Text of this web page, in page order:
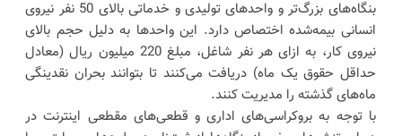
بنگاه‌های بزرگ‌تر و واحدهای تولیدی و خدماتی بالای 50 نفر نیروی
انسانی بیمه‌شده اختصاص دارد. این واحدها به دلیل حجم بالای
نیروی کار، به ازای هر نفر شاغل، مبلغ 220 میلیون ریال (معادل
حداقل حقوق یک ماه) دریافت می‌کنند تا بتوانند بحران نقدینگی
ماه‌های گذشته را مدیریت کنند.
با توجه به بروکراسی‌های اداری و قطعی‌های مقطعی اینترنت در